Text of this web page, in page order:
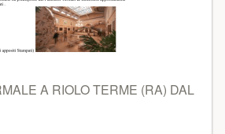
A RIOLO TERME (RA) DAL